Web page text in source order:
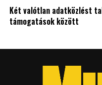
Két valótlan adatközlést
támogatások között